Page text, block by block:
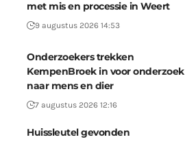
met mis en processie in Weert
9 augustus 2026 14:53
Onderzoekers trekken
KempenBroek in voor onderzoek
naar mens en dier
7 augustus 2026 12:16
Huissleutel gevonden